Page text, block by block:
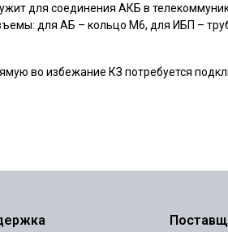
для соединения АКБ в
для АБ – кольцо М6, для ИБП –
во избежание КЗ потребуется